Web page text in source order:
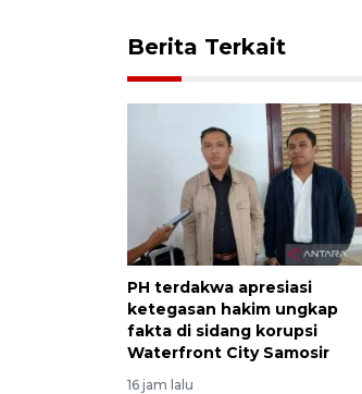
Berita Terkait
PH terdakwa apresiasi
ketegasan hakim ungkap
fakta di sidang korupsi
Waterfront City Samosir
16 jam lalu